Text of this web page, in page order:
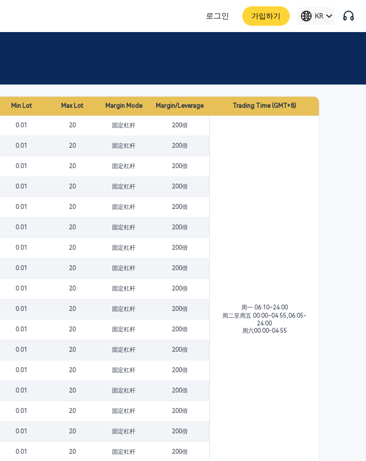
로그인 가입하기 KR
Min Lot Max Lot Margin Mode Margin/Leverage Trading Time (GMT+8)
0.01 20 固定杠杆 200倍
周一 06:10–24:00
周二至周五 00:00–04:55,06:05-
24:00
周六00:00-04:55
0.01 20 固定杠杆 200倍
0.01 20 固定杠杆 200倍
0.01 20 固定杠杆 200倍
0.01 20 固定杠杆 200倍
0.01 20 固定杠杆 200倍
0.01 20 固定杠杆 200倍
0.01 20 固定杠杆 200倍
0.01 20 固定杠杆 200倍
0.01 20 固定杠杆 200倍
0.01 20 固定杠杆 200倍
0.01 20 固定杠杆 200倍
0.01 20 固定杠杆 200倍
0.01 20 固定杠杆 200倍
0.01 20 固定杠杆 200倍
0.01 20 固定杠杆 200倍
0.01 20 固定杠杆 200倍